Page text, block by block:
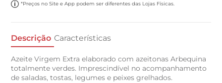
*Preços no Site e App podem ser diferentes das Lojas Físicas.
Descrição Características
Azeite Virgem Extra elaborado com azeitonas Arbequina
totalmente verdes. Imprescindível no acompanhamento
de saladas, tostas, legumes e peixes grelhados.